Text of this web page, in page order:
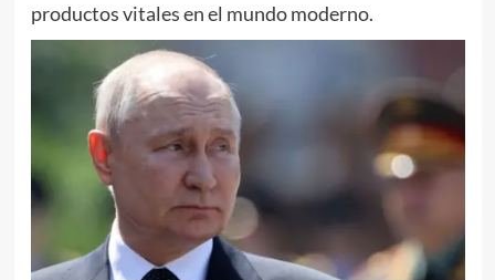
productos vitales en el mundo moderno.